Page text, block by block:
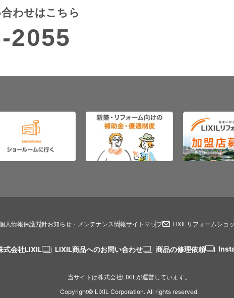
わせはこちら
2055
人情報保護方針お知らせ・メンテナンス情報サイトマップ LIXILリフォームショ
式会社LIXIL LIXIL商品へのお問い合わせ 商品の修理依頼
当サイトは株式会社LIXILが運営しています。
Copyright© LIXIL Corporation. All rights reserved.